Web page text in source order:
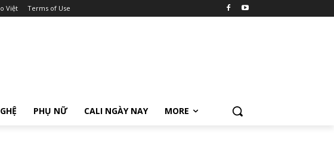
Việt Terms of Use
PHỤ NỮ CALI NGÀY NAY MORE